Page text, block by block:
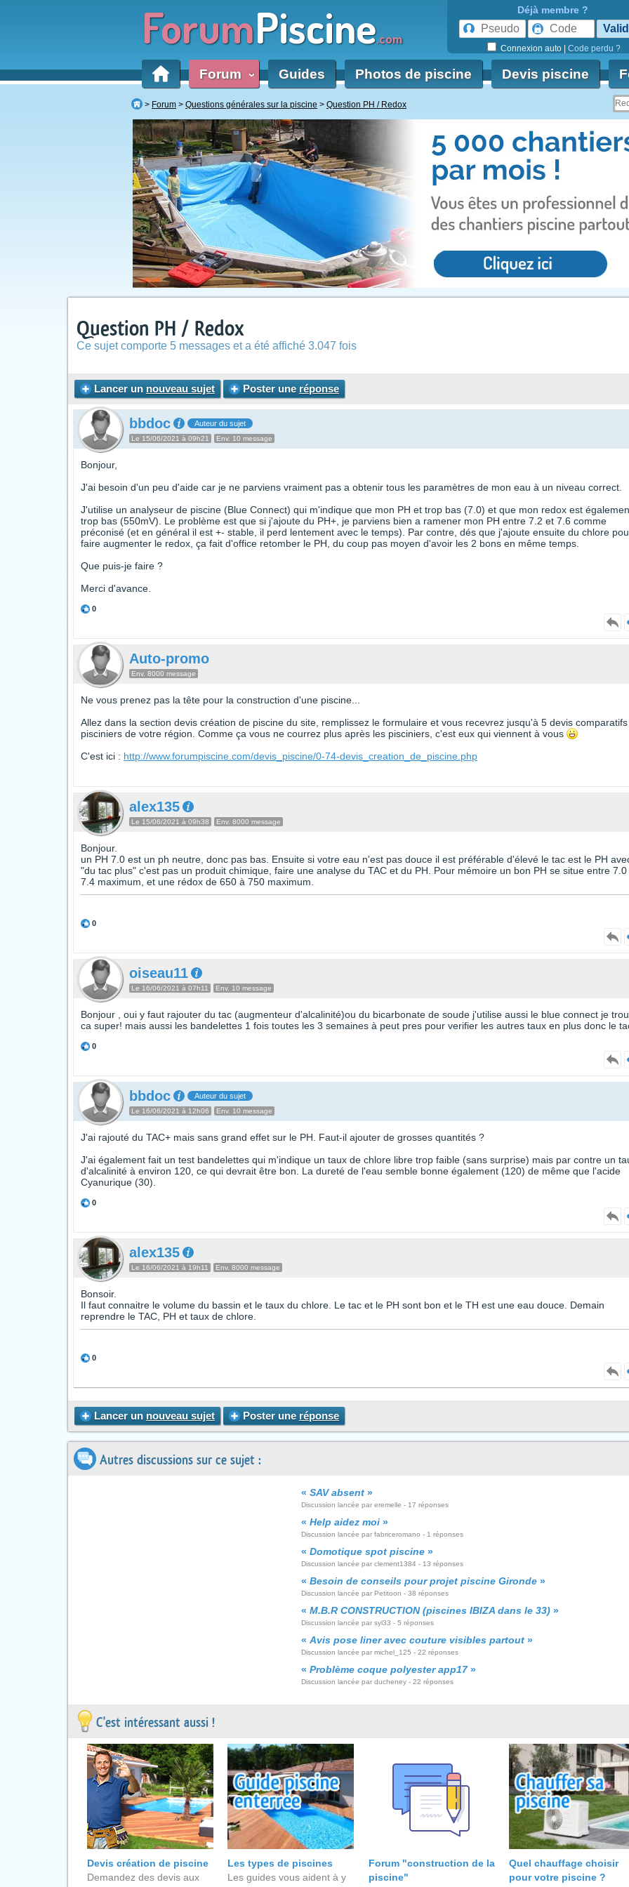
ForumPiscine.com
Déjà membre ?
Connexion auto Code perdu ?
Forum ‹ Guides Photos de piscine Devis piscine
Forum Questions générales sur la piscine Question PH / Redox
Question PH / Redox
Ce sujet comporte 5 messages et a été affiché 3.047 fois
Lancer un nouveau sujet Poster une réponse
bbdoc Auteur du sujet
Le 15/06/2021 à 09h21 Env. 10 message
Bonjour,
J'ai besoin d'un peu d'aide car je ne parviens vraiment pas a obtenir tous les paramètres de mon eau à un niveau correct.
J'utilise un analyseur de piscine (Blue Connect) qui m'indique que mon PH et trop bas (7.0) et que mon redox est
trop bas (550mV). Le problème est que si j'ajoute du PH+, je parviens bien a ramener mon PH entre 7.2 et 7.6 comme
préconisé (et en général il est +- stable, il perd lentement avec le temps). Par contre, dés que j'ajoute ensuite du chlore
faire augmenter le redox, ça fait d'office retomber le PH, du coup pas moyen d'avoir les 2 bons en même temps.
Que puis-je faire ?
Merci d'avance.
0
Auto-promo
Env. 8000 message
Ne vous prenez pas la tête pour la construction d'une piscine...
Allez dans la section devis création de piscine du site, remplissez le formulaire et vous recevrez jusqu'à 5 devis
pisciniers de votre région. Comme ça vous ne courrez plus après les pisciniers, c'est eux qui viennent à vous
C'est ici : http://www.forumpiscine.com/devis_piscine/0-74-devis_creation_de_piscine.php
alex135
Le 15/06/2021 à 09h38 Env. 8000 message
Bonjour.
un PH 7.0 est un ph neutre, donc pas bas. Ensuite si votre eau n'est pas douce il est préférable d'élevé le tac est le PH
"du tac plus" c'est pas un produit chimique, faire une analyse du TAC et du PH. Pour mémoire un bon PH se situe entre 7.0
7.4 maximum, et une rédox de 650 à 750 maximum.
0
oiseau11
Le 16/06/2021 à 07h11 Env. 10 message
Bonjour , oui y faut rajouter du tac (augmenteur d'alcalinité)ou du bicarbonate de soude j'utilise aussi le blue connect je
ca super! mais aussi les bandelettes 1 fois toutes les 3 semaines à peut pres pour verifier les autres taux en plus donc le tac
0
bbdoc Auteur du sujet
Le 16/06/2021 à 12h06 Env. 10 message
J'ai rajouté du TAC+ mais sans grand effet sur le PH. Faut-il ajouter de grosses quantités ?
J'ai également fait un test bandelettes qui m'indique un taux de chlore libre trop faible (sans surprise) mais par contre un
d'alcalinité à environ 120, ce qui devrait être bon. La dureté de l'eau semble bonne également (120) de même que l'acide
Cyanurique (30).
0
alex135
Le 16/06/2021 à 19h11 Env. 8000 message
Bonsoir.
Il faut connaitre le volume du bassin et le taux du chlore. Le tac et le PH sont bon et le TH est une eau douce. Demain
reprendre le TAC, PH et taux de chlore.
0
Lancer un nouveau sujet Poster une réponse
Autres discussions sur ce sujet :
« SAV absent »
Discussion lancée par eremelle - 17 réponses
« Help aidez moi »
Discussion lancée par fabriceromano - 1 réponses
« Domotique spot piscine »
Discussion lancée par clement1384 - 13 réponses
« Besoin de conseils pour projet piscine Gironde »
Discussion lancée par Petitoon - 38 réponses
« M.B.R CONSTRUCTION (piscines IBIZA dans le 33) »
Discussion lancée par syl33 - 5 réponses
« Avis pose liner avec couture visibles partout »
Discussion lancée par michel_125 - 22 réponses
« Problème coque polyester app17»
Discussion lancée par ducheney - 22 réponses
C'est intéressant aussi !
Devis création de piscine
Demandez des devis aux
Les types de piscines
Les guides vous aident à y
Forum "construction de la
piscine"
Quel chauffage choisir
pour votre piscine ?